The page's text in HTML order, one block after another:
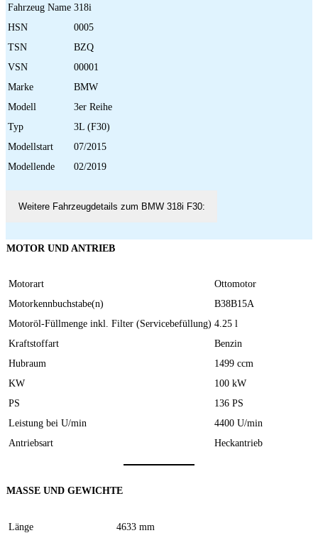
Fahrzeug Name 318i
HSN
0005
TSN
BZQ
VSN
00001
Marke
BMW
Modell
3er Reihe
Typ
3L (F30)
Modellstart
07/2015
Modellende
02/2019
Weitere Fahrzeugdetails zum BMW 318i F30:
MOTOR UND ANTRIEB
Motorart
Ottomotor
Motorkennbuchstabe(n)
B38B15A
Motoröl-Füllmenge inkl. Filter (Servicebefüllung) 4.25 l
Kraftstoffart
Benzin
Hubraum
1499 ccm
KW
100 kW
PS
136 PS
Leistung bei U/min
4400 U/min
Antriebsart
Heckantrieb
MASSE UND GEWICHTE
Länge
4633 mm